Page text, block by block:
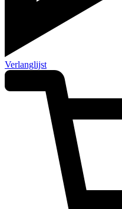
Verlanglijst